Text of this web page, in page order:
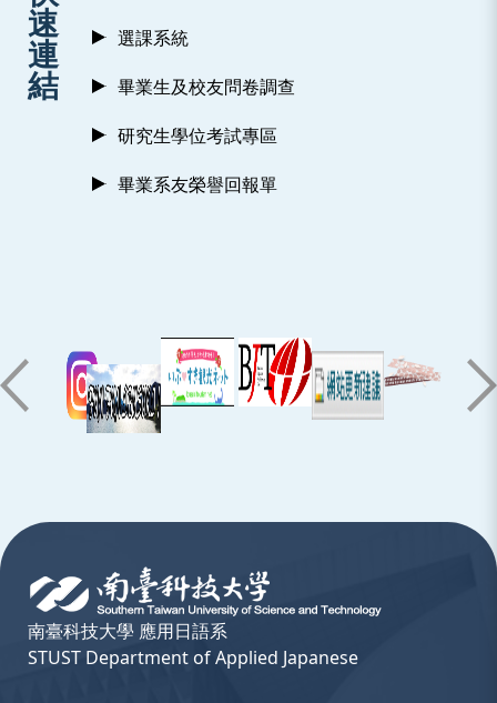
速
連
結
選課系統
畢業生及校友問卷調查
研究生學位考試專區
畢業系友榮譽回報單
南臺科技大學 應用日語系
STUST Department of Applied Japanese